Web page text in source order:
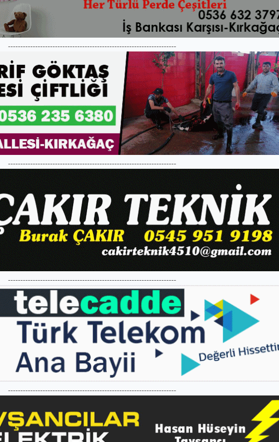
--------------------------------------------------------------------
--------------------------------------------------------------------
--------------------------------------------------------------------
--------------------------------------------------------------------